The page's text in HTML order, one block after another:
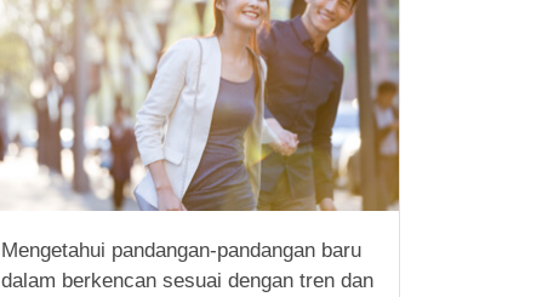
Mengetahui pandangan-pandangan baru
dalam berkencan sesuai dengan tren dan